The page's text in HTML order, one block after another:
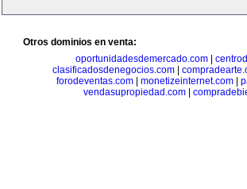
Otros dominios en venta:
oportunidadesdemercado.com
clasificadosdenegocios.com|
forodeventas.com| monetizeinternet.com|
vendasupropiedad.com|